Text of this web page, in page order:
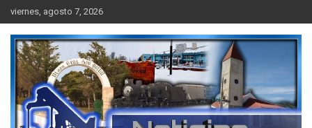
Skip
to
content
viernes, agosto 7, 2026